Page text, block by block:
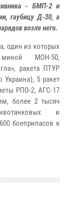
- БМП-2 и
гаубицу Д-30, а
возле него.
один из которых
МОН-50,
ракета ПТУР
Украина), 5 ракет
РПО-2, АГС-17
более 2 тысяч
и
боеприпасов к